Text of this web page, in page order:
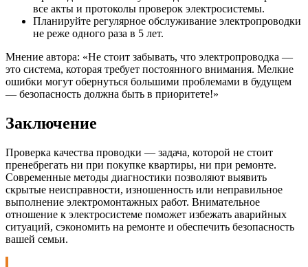
все акты и протоколы проверок электросистемы.
Планируйте регулярное обслуживание электропроводки
не реже одного раза в 5 лет.
Мнение автора: «Не стоит забывать, что электропроводка —
это система, которая требует постоянного внимания. Мелкие
ошибки могут обернуться большими проблемами в будущем
— безопасность должна быть в приоритете!»
Заключение
Проверка качества проводки — задача, которой не стоит
пренебрегать ни при покупке квартиры, ни при ремонте.
Современные методы диагностики позволяют выявить
скрытые неисправности, изношенность или неправильное
выполнение электромонтажных работ. Внимательное
отношение к электросистеме поможет избежать аварийных
ситуаций, сэкономить на ремонте и обеспечить безопасность
вашей семьи.